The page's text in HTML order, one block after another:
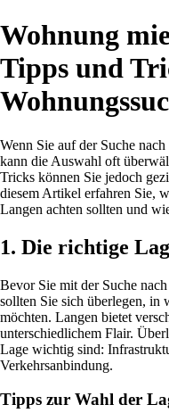
Wohnung
Tipps und
Wenn Sie auf der Suche
kann die Auswahl oft
Tricks können Sie jedoch
diesem Artikel erfahren Sie,
Langen achten sollten und
1. Die richtige
Bevor Sie mit der Suche
sollten Sie sich überlegen, in
möchten. Langen bietet
unterschiedlichem Flair.
Lage wichtig sind:
Verkehrsanbindung.
Tipps zur Wahl der